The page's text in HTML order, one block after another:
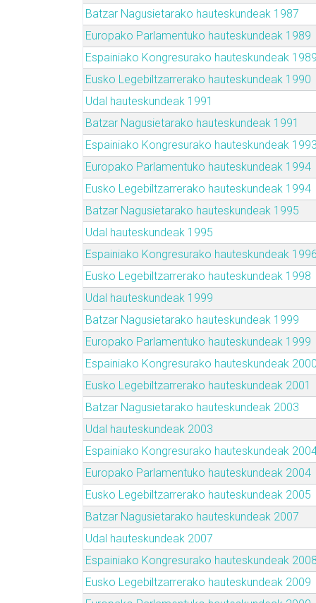
Batzar Nagusietarako hauteskundeak 1987
Europako Parlamentuko hauteskundeak 1989
Espainiako Kongresurako hauteskundeak 1989
Eusko Legebiltzarrerako hauteskundeak 1990
Udal hauteskundeak 1991
Batzar Nagusietarako hauteskundeak 1991
Espainiako Kongresurako hauteskundeak 1993
Europako Parlamentuko hauteskundeak 1994
Eusko Legebiltzarrerako hauteskundeak 1994
Batzar Nagusietarako hauteskundeak 1995
Udal hauteskundeak 1995
Espainiako Kongresurako hauteskundeak 1996
Eusko Legebiltzarrerako hauteskundeak 1998
Udal hauteskundeak 1999
Batzar Nagusietarako hauteskundeak 1999
Europako Parlamentuko hauteskundeak 1999
Espainiako Kongresurako hauteskundeak 2000
Eusko Legebiltzarrerako hauteskundeak 2001
Batzar Nagusietarako hauteskundeak 2003
Udal hauteskundeak 2003
Espainiako Kongresurako hauteskundeak
Europako Parlamentuko hauteskundeak 2004
Eusko Legebiltzarrerako hauteskundeak 2005
Batzar Nagusietarako hauteskundeak 2007
Udal hauteskundeak 2007
Espainiako Kongresurako hauteskundeak 2008
Eusko Legebiltzarrerako hauteskundeak 2009